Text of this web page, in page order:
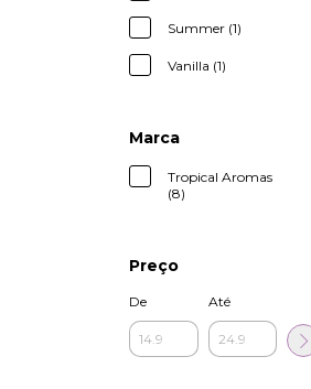
Summer (1)
Vanilla (1)
Marca
Tropical Aromas
(8)
Preço
De Até